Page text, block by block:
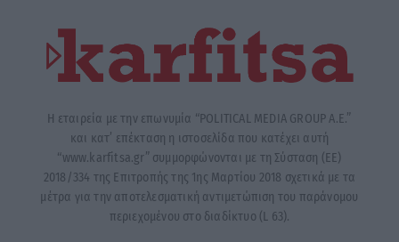
Η εταιρεία με την επωνυμία “POLITICAL MEDIA GROUP A.E.”
και κατ’ επέκταση η ιστοσελίδα που κατέχει αυτή
“www.karfitsa.gr” συμμορφώνονται με τη Σύσταση (ΕΕ)
2018/334 της Επιτροπής της 1ης Μαρτίου 2018 σχετικά με τα
μέτρα για την αποτελεσματική αντιμετώπιση του παράνομου
περιεχομένου στο διαδίκτυο (L 63).